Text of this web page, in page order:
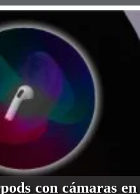
con cámaras en